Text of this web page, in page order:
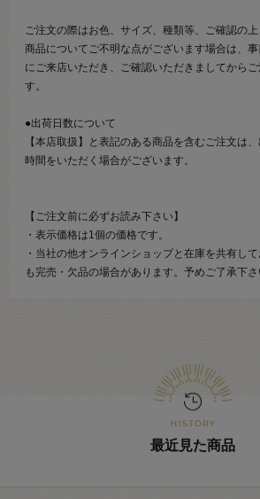
ご注文の際はお色、サイズ、種類等、ご確認の上
商品についてご不明な点がございます場合は、事
にご来店いただき、ご確認いただきましてから
す。
●出荷日数について
【本店取扱】と表記のある商品を含むご注文は
時間をいただく場合がございます。
【ご注文前に必ずお読み下さい】
・表示価格は1個の価格です。
・当社の他オンラインショップと在庫を共有し
も完売・欠品の場合があります。予めご了承下さ
最近見た商品